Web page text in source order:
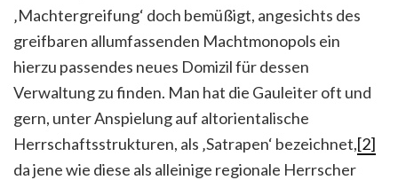
‚Machtergreifung‘ doch bemüßigt, angesichts des
greifbaren allumfassenden Machtmonopols ein
hierzu passendes neues Domizil für dessen
Verwaltung zu finden. Man hat die Gauleiter oft und
gern, unter Anspielung auf altorientalische
Herrschaftsstrukturen, als ‚Satrapen‘ bezeichnet,[2]
da jene wie diese als alleinige regionale Herrscher